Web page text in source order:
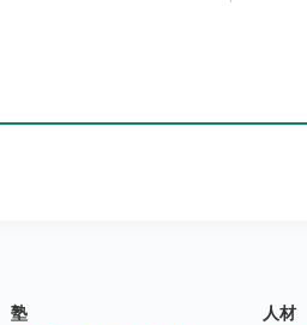
塾
人材